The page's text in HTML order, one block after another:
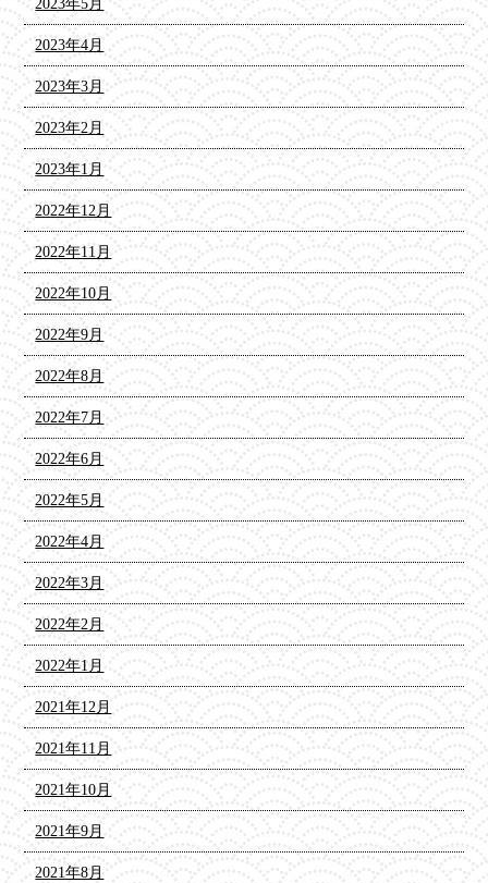
2023年5月
2023年4月
2023年3月
2023年2月
2023年1月
2022年12月
2022年11月
2022年10月
2022年9月
2022年8月
2022年7月
2022年6月
2022年5月
2022年4月
2022年3月
2022年2月
2022年1月
2021年12月
2021年11月
2021年10月
2021年9月
2021年8月